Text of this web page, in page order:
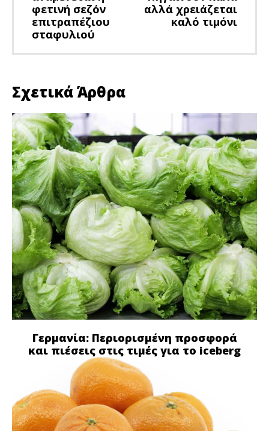
φετινή σεζόν
επιτραπέζιου
σταφυλιού
αλλά χρειάζεται
καλό τιμόνι
Σχετικά Άρθρα
Γερμανία: Περιορισμένη προσφορά
και πιέσεις στις τιμές για το iceberg